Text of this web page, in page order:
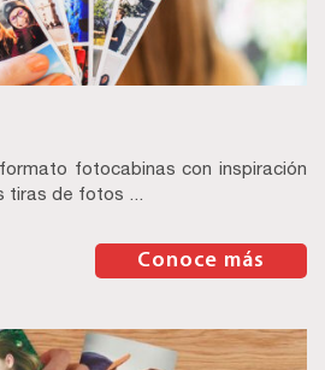
fotocabinas con inspiración
de fotos ...
Conoce más